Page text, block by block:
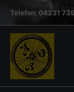
springen
Inhalt
Telefon: 04231